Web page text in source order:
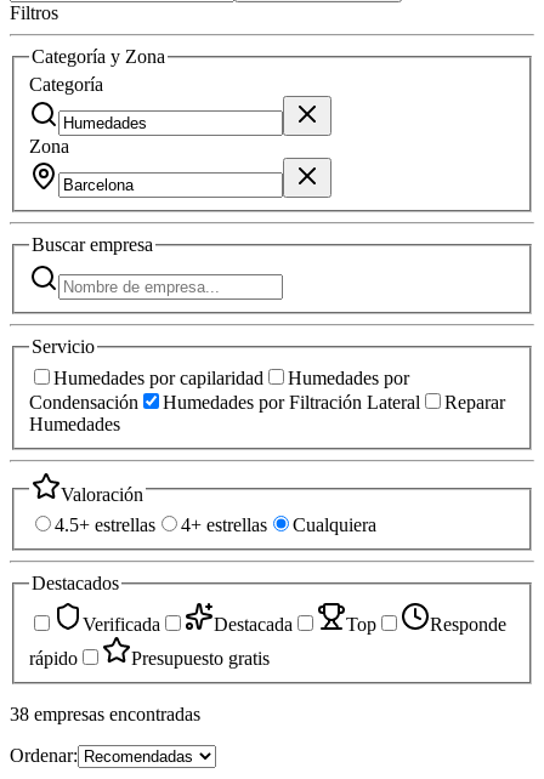
Filtros
Categoría y Zona
Categoría
Zona
Buscarempresa
Servicio
Humedades por capilaridad
Humedades por
Condensación
Humedades por Filtración Lateral
Reparar
Humedades
Valoración
4.5+ estrellas
4+ estrellas Cualquiera
Destacados
Verificada
Destacada Top
Responde
rápido
Presupuesto gratis
38 empresas encontradas
Ordenar: